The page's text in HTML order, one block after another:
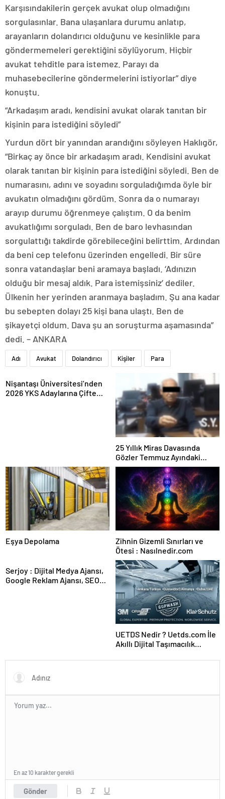
Karşısındakilerin gerçek avukat olup olmadığını
sorgulasınlar. Bana ulaşanlara durumu anlatıp,
arayanların dolandırıcı olduğunu ve kesinlikle para
göndermemeleri gerektiğini söylüyorum. Hiçbir
avukat tehditle para istemez. Parayı da
muhasebecilerine göndermelerini istiyorlar” diye
konuştu.
“Arkadaşım aradı, kendisini avukat olarak tanıtan bir
kişinin para istediğini söyledi”
Yurdun dört bir yanından arandığını söyleyen Haklıgör,
“Birkaç ay önce bir arkadaşım aradı. Kendisini avukat
olarak tanıtan bir kişinin para istediğini söyledi. Ben de
numarasını, adını ve soyadını sorguladığımda öyle bir
avukatın olmadığını gördüm. Sonra da o numarayı
arayıp durumu öğrenmeye çalıştım. O da benim
avukatlığımı sorguladı. Ben de baro levhasından
sorgulattığı takdirde görebileceğini belirttim. Ardından
da beni cep telefonu üzerinden engelledi. Bir süre
sonra vatandaşlar beni aramaya başladı. ‘Adınızın
olduğu bir mesaj aldık. Para istemişsiniz’ dediler.
Ülkenin her yerinden aranmaya başladım. Şu ana kadar
bu sebepten dolayı 25 kişi bana ulaştı. Ben de
şikayetçi oldum. Dava şu an soruşturma aşamasında”
dedi. – ANKARA
Adı Avukat Dolandırıcı Kişiler Para
Nişantaşı Üniversitesi’nden
2026 YKS Adaylarına Çifte
25 Yıllık Miras Davasında
Gözler Temmuz Ayındaki
Karar Duruşmasına Çevrildi
Eşya Depolama
Zihnin Gizemli Sınırları ve
Ötesi : Nasılnedir.com
Serjoy : Dijital Medya Ajansı,
Google Reklam Ajansı, SEO
UETDS Nedir ? Uetds.com İle
Akıllı Dijital Taşımacılık
Gönder
En az 10 karakter gerekli